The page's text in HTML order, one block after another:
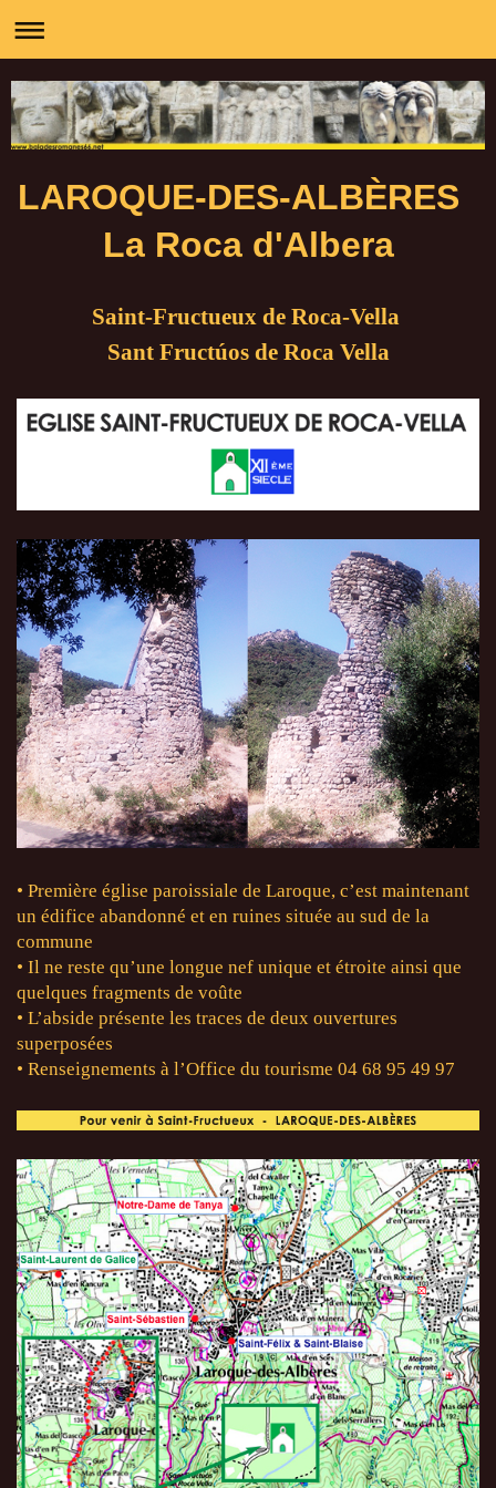
LAROQUE-DES-ALBÈRES
La Roca d'Albera
Saint-Fructueux de Roca-Vella
Sant Fructúos de Roca Vella
• Première église paroissiale de Laroque, c’est maintenant
un édifice abandonné et en ruines située au sud de la
commune
• Il ne reste qu’une longue nef unique et étroite ainsi que
quelques fragments de voûte
• L’abside présente les traces de deux ouvertures
superposées
• Renseignements à l’Office du tourisme 04 68 95 49 97